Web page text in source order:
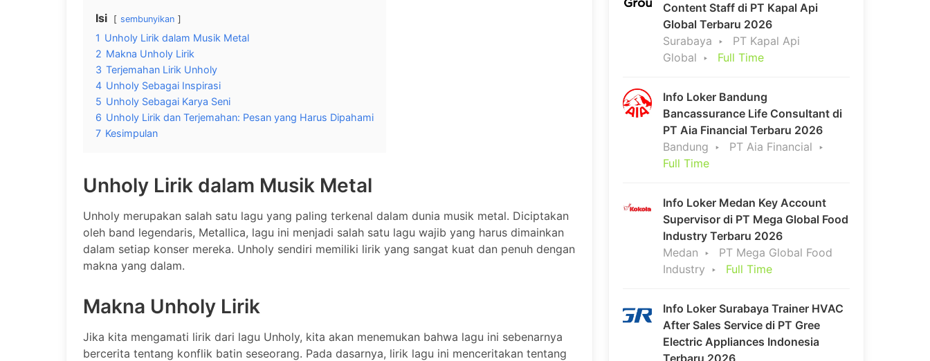
Isi sembunyikan
1 Unholy Lirik dalam Musik Metal
2 Makna Unholy Lirik
3 Terjemahan Lirik Unholy
4 Unholy Sebagai Inspirasi
5 Unholy Sebagai Karya Seni
6 Unholy Lirik dan Terjemahan: Pesan yang Harus Dipahami
7 Kesimpulan
Unholy Lirik dalam Musik Metal
Unholy merupakan salah satu lagu yang paling terkenal dalam dunia musik metal. Diciptakan
oleh band legendaris, Metallica, lagu ini menjadi salah satu lagu wajib yang harus dimainkan
dalam setiap konser mereka. Unholy sendiri memiliki lirik yang sangat kuat dan penuh dengan
makna yang dalam.
Makna Unholy Lirik
Jika kita mengamati lirik dari lagu Unholy, kita akan menemukan bahwa lagu ini sebenarnya
bercerita tentang konflik batin seseorang. Pada dasarnya, lirik lagu ini menceritakan tentang
Content Staff di PT Kapal Api
Global Terbaru 2026
Surabaya
PT Kapal Api
Global
Full Time
Info Loker Bandung
Bancassurance Life Consultant di
PT Aia Financial Terbaru 2026
Bandung
PT Aia Financial
Full Time
Info Loker Medan Key Account
Supervisor di PT Mega Global Food
Industry Terbaru 2026
Medan
PT Mega Global Food
Industry
Full Time
Info Loker Surabaya Trainer HVAC
After Sales Service di PT Gree
Electric Appliances Indonesia
Terbaru 2026